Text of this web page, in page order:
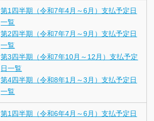
第1四半期（令和7年4月～6月）支払予定日
一覧
第2四半期（令和7年7月～9月）支払予定日
一覧
第3四半期（令和7年10月～12月）支払予定
日一覧
第4四半期（令和8年1月～3月）支払予定日
一覧
第1四半期（令和6年4月～6月）支払予定日